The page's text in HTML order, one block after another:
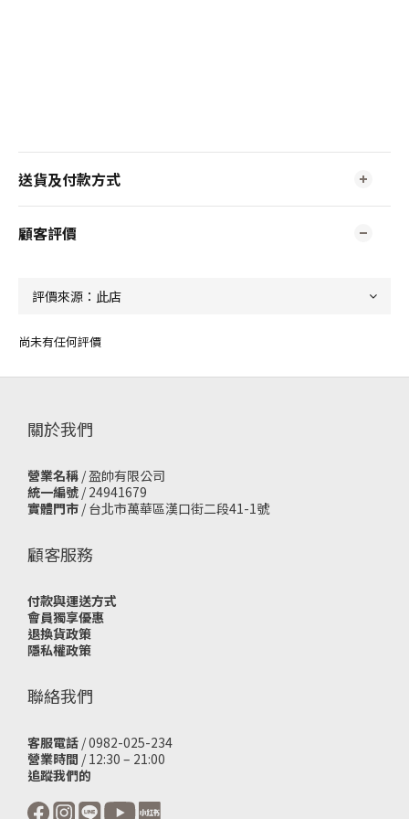
送貨及付款方式
顧客評價
尚未有任何評價
關於我們
營業名稱 / 盈帥有限公司
統一編號 / 24941679
實體門市 / 台北市萬華區漢口街二段41-1號
顧客服務
付款與運送方式
會員獨享優惠
退換貨政策
隱私權政策
聯絡我們
客服電話 / 0982-025-234
營業時間 / 12:30 – 21:00
追蹤我們的